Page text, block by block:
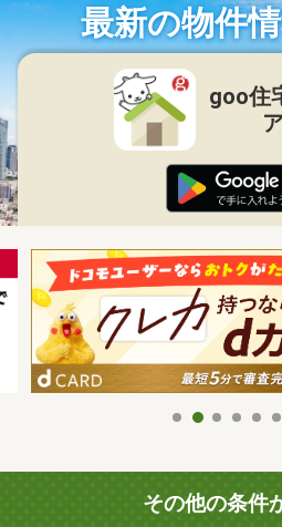
最新の物件
goo住
その他の条件